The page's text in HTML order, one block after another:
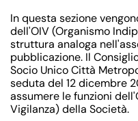
In questa sezione
dell'OIV (Organismo
struttura analoga
pubblicazione. Il
Socio Unico Città
seduta del 12 dicembre
assumere le funzioni
Vigilanza) della Società.